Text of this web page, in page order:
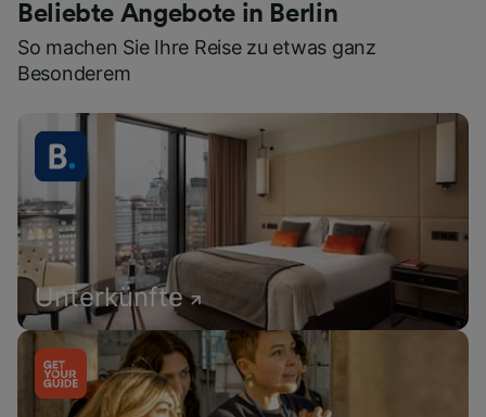
Beliebte Angebote in Berlin
So machen Sie Ihre Reise zu etwas ganz
Besonderem
Unterkünfte